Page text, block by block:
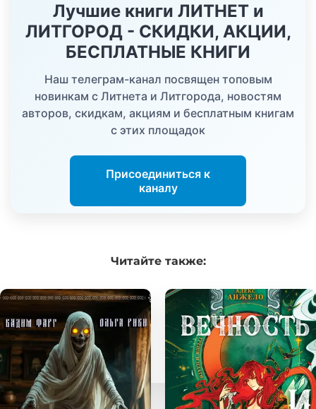
Лучшие книги ЛИТНЕТ и
ЛИТГОРОД - СКИДКИ, АКЦИИ,
БЕСПЛАТНЫЕ КНИГИ
Наш телеграм-канал посвящен топовым
новинкам с Литнета и Литгорода, новостям
авторов, скидкам, акциям и бесплатным книгам
с этих площадок
Присоединиться к
каналу
Читайтетакже: